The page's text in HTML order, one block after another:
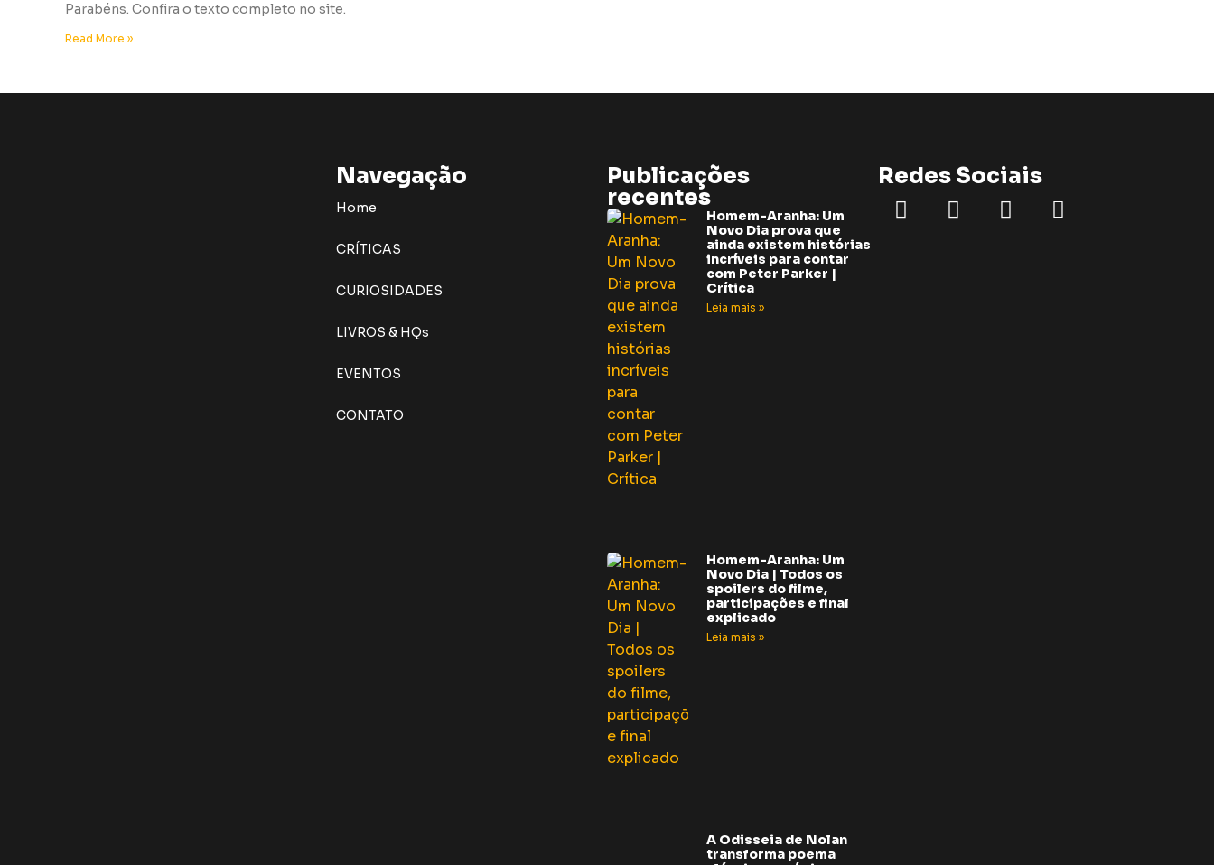
Parabéns. Confira o texto completo no site.
Read More »
Navegação
Home
CRÍTICAS
CURIOSIDADES
LIVROS & HQs
EVENTOS
CONTATO
Publicações
recentes
Homem-Aranha: Um
Novo Dia prova que
ainda existem histórias
incríveis para contar
com Peter Parker |
Crítica
Leia mais »
Homem-Aranha: Um
Novo Dia | Todos os
spoilers do filme,
participações e final
explicado
Leia mais »
A Odisseia de Nolan
transforma poema
Redes Sociais